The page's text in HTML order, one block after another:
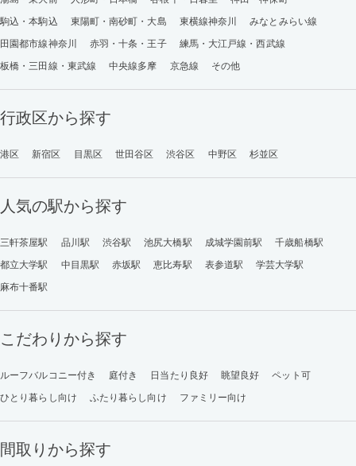
駒込・本駒込
東陽町・南砂町・大島 東横線神奈川
みなとみらい線
田園都市線神奈川
赤羽・十条・王子
練馬・大江戸線・西武線
板橋・三田線・東武線
中央線多摩 京急線 その他
行政区から探す
港区 新宿区 目黒区 世田谷区 渋谷区 中野区 杉並区
人気の駅から探す
三軒茶屋駅 品川駅 渋谷駅 池尻大橋駅 成城学園前駅
千歳船橋駅
都立大学駅
中目黒駅 赤坂駅 恵比寿駅 表参道駅
学芸大学駅
麻布十番駅
こだわりから探す
ルーフバルコニー付き 庭付き 日当たり良好 眺望良好
ペット可
ひとり暮らし向け
ふたり暮らし向け ファミリー向け
間取りから探す